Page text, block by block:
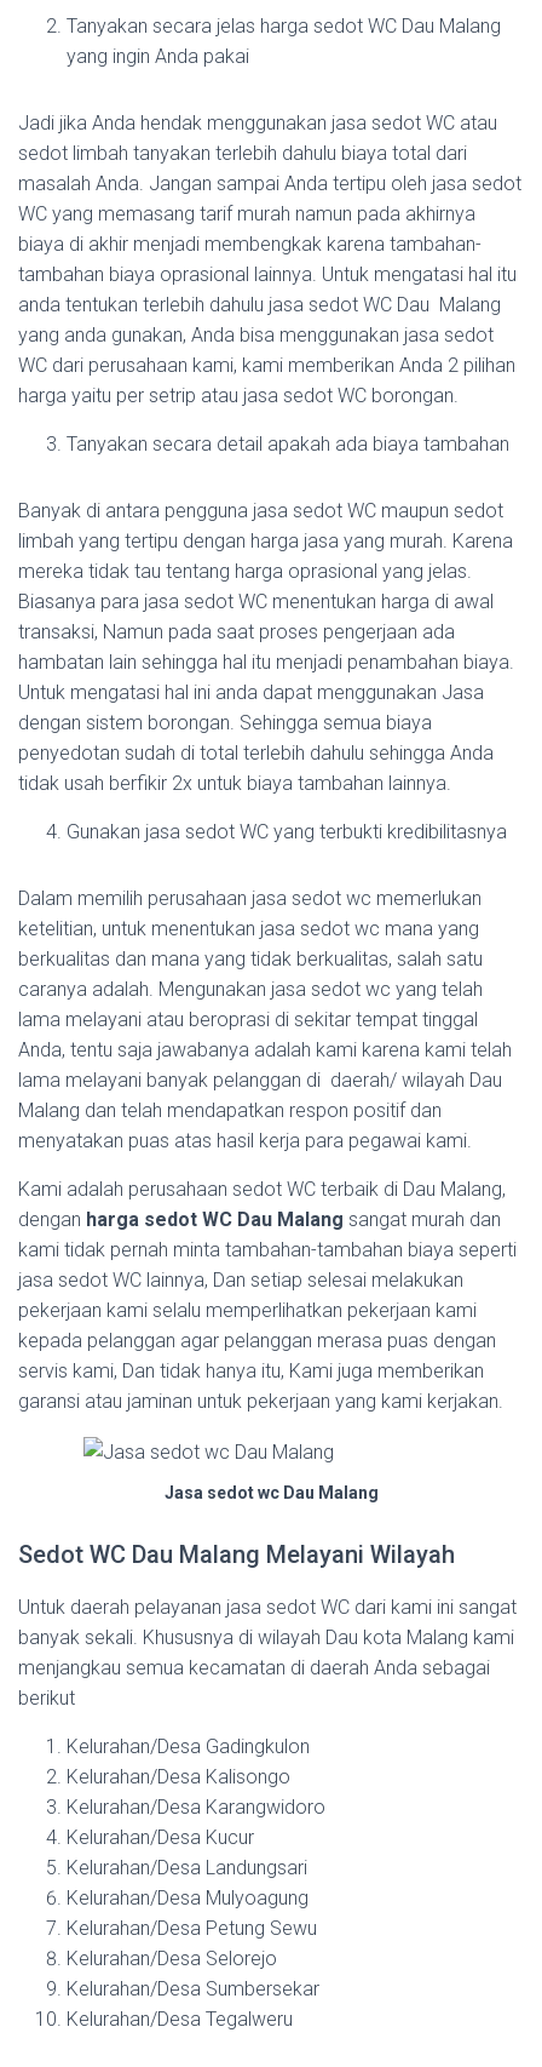
Tanyakan secara jelas harga sedot WC Dau Malang
yang ingin Anda pakai
Jadi jika Anda hendak menggunakan jasa sedot WC atau
sedot limbah tanyakan terlebih dahulu biaya total dari
masalah Anda. Jangan sampai Anda tertipu oleh jasa sedot
WC yang memasang tarif murah namun pada akhirnya
biaya di akhir menjadi membengkak karena tambahan-
tambahan biaya oprasional lainnya. Untuk mengatasi hal itu
anda tentukan terlebih dahulu jasa sedot WC Dau Malang
yang anda gunakan, Anda bisa menggunakan jasa sedot
WC dari perusahaan kami, kami memberikan Anda 2 pilihan
harga yaitu per setrip atau jasa sedot WC borongan.
Tanyakan secara detail apakah ada biaya tambahan
Banyak di antara pengguna jasa sedot WC maupun sedot
limbah yang tertipu dengan harga jasa yang murah. Karena
mereka tidak tau tentang harga oprasional yang jelas.
Biasanya para jasa sedot WC menentukan harga di awal
transaksi, Namun pada saat proses pengerjaan ada
hambatan lain sehingga hal itu menjadi penambahan biaya.
Untuk mengatasi hal ini anda dapat menggunakan Jasa
dengan sistem borongan. Sehingga semua biaya
penyedotan sudah di total terlebih dahulu sehingga Anda
tidak usah berfikir 2x untuk biaya tambahan lainnya.
Gunakan jasa sedot WC yang terbukti kredibilitasnya
Dalam memilih perusahaan jasa sedot wc memerlukan
ketelitian, untuk menentukan jasa sedot wc mana yang
berkualitas dan mana yang tidak berkualitas, salah satu
caranya adalah. Mengunakan jasa sedot wc yang telah
lama melayani atau beroprasi di sekitar tempat tinggal
Anda, tentu saja jawabanya adalah kami karena kami telah
lama melayani banyak pelanggan di daerah/ wilayah Dau
Malang dan telah mendapatkan respon positif dan
menyatakan puas atas hasil kerja para pegawai kami.
Kami adalah perusahaan sedot WC terbaik di Dau Malang,
dengan harga sedot WC Dau Malang sangat murah dan
kami tidak pernah minta tambahan-tambahan biaya seperti
jasa sedot WC lainnya, Dan setiap selesai melakukan
pekerjaan kami selalu memperlihatkan pekerjaan kami
kepada pelanggan agar pelanggan merasa puas dengan
servis kami, Dan tidak hanya itu, Kami juga memberikan
garansi atau jaminan untuk pekerjaan yang kami kerjakan.
Jasa sedot wc Dau Malang
Sedot WC Dau Malang Melayani Wilayah
Untuk daerah pelayanan jasa sedot WC dari kami ini sangat
banyak sekali. Khususnya di wilayah Dau kota Malang kami
menjangkau semua kecamatan di daerah Anda sebagai
berikut
Kelurahan/Desa Gadingkulon
Kelurahan/Desa Kalisongo
Kelurahan/Desa Karangwidoro
Kelurahan/Desa Kucur
Kelurahan/Desa Landungsari
Kelurahan/Desa Mulyoagung
Kelurahan/Desa Petung Sewu
Kelurahan/Desa Selorejo
Kelurahan/Desa Sumbersekar
Kelurahan/Desa Tegalweru